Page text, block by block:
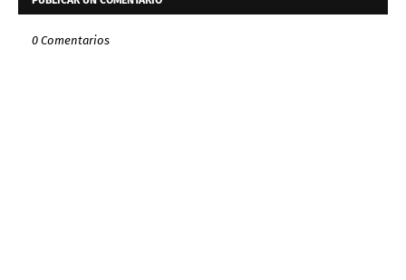
0 Comentarios